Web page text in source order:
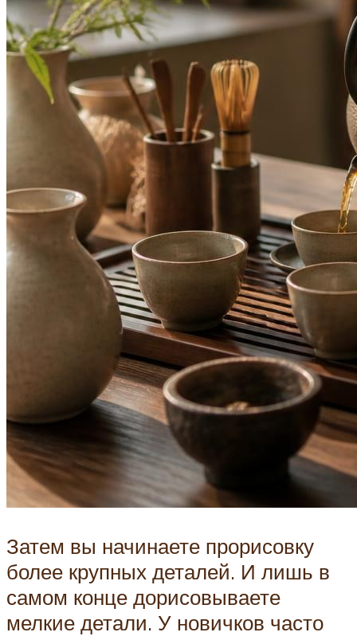
Затем вы начинаете прорисовку
более крупных деталей. И лишь в
самом конце дорисовываете
мелкие детали. У новичков часто